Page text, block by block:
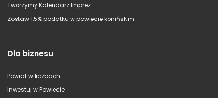
Tworzymy Kalendarz Imprez
Zostaw 1,5% podatku w powiecie konińskim
Dla biznesu
Powiat w liczbach
Inwestuj w Powiecie